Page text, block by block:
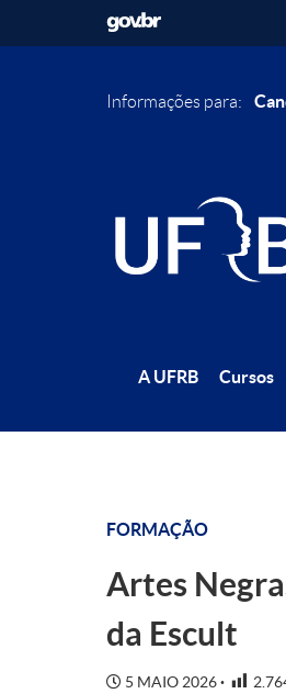
Informações para:
A UFRB Cursos
FORMAÇÃO
Artes
da Escult
5 MAIO 2026